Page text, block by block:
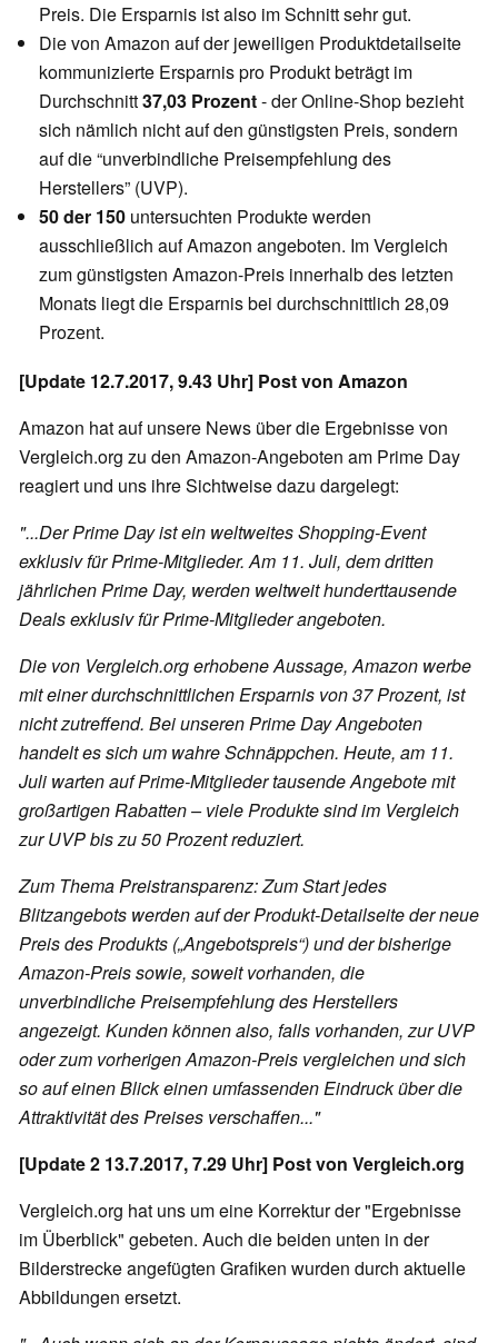
Preis. Die Ersparnis ist also im Schnitt sehr gut.
Die von Amazon auf der jeweiligen Produktdetailseite
kommunizierte Ersparnis pro Produkt beträgt im
Durchschnitt37,03 Prozent- der Online-Shop bezieht
sich nämlich nicht auf den günstigsten Preis, sondern
auf die “unverbindliche Preisempfehlung des
Herstellers” (UVP).
50 der 150 untersuchten Produkte werden
ausschließlich auf Amazon angeboten. Im Vergleich
zum günstigsten Amazon-Preis innerhalb des letzten
Monats liegt die Ersparnis bei durchschnittlich 28,09
Prozent.
[Update 12.7.2017, 9.43 Uhr] Post von Amazon
Amazon hat auf unsere News über die Ergebnisse von
Vergleich.org zu den Amazon-Angeboten am Prime Day
reagiert und uns ihre Sichtweise dazu dargelegt:
"...Der Prime Day ist ein weltweites Shopping-Event
exklusiv für Prime-Mitglieder. Am 11. Juli, dem dritten
jährlichen Prime Day, werden weltweit hunderttausende
Deals exklusiv für Prime-Mitglieder angeboten.
Die von Vergleich.org erhobene Aussage, Amazon werbe
mit einer durchschnittlichen Ersparnis von 37 Prozent, ist
nicht zutreffend. Bei unseren Prime Day Angeboten
handelt es sich um wahre Schnäppchen. Heute, am 11.
Juli warten auf Prime-Mitglieder tausende Angebote mit
großartigen Rabatten – viele Produkte sind im Vergleich
zur UVP bis zu 50 Prozent reduziert.
Zum Thema Preistransparenz: Zum Start jedes
Blitzangebots werden auf der Produkt-Detailseite der neue
Preis des Produkts („Angebotspreis“) und der bisherige
Amazon-Preis sowie, soweit vorhanden, die
unverbindliche Preisempfehlung des Herstellers
angezeigt. Kunden können also, falls vorhanden, zur UVP
oder zum vorherigen Amazon-Preis vergleichen und sich
so auf einen Blick einen umfassenden Eindruck über die
Attraktivität des Preises verschaffen..."
[Update 2 13.7.2017, 7.29 Uhr] Post von Vergleich.org
Vergleich.org hat uns um eine Korrektur der "Ergebnisse
im Überblick" gebeten. Auch die beiden unten in der
Bilderstrecke angefügten Grafiken wurden durch aktuelle
Abbildungen ersetzt.